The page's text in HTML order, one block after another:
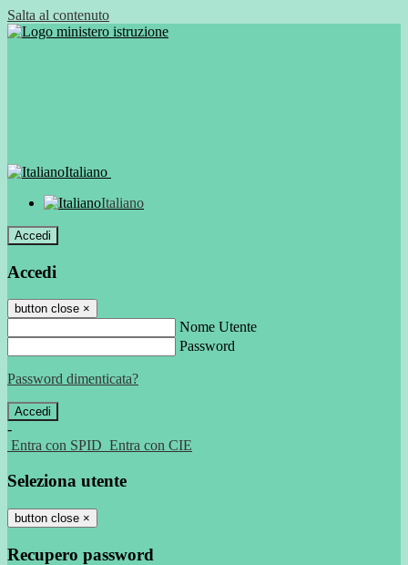
Salta al contenuto
Italiano
Italiano
Accedi
Accedi
button close ×
Nome Utente
Password
Password dimenticata?
-
Entra con SPID Entra con CIE
Seleziona utente
button close ×
Recupero password